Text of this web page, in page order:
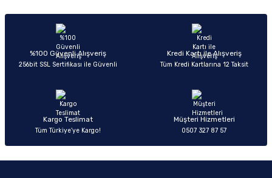
%100 Güvenli Alışveriş
256bit SSL Sertifikası ile Güvenli
Kredi Kartı ile Alışveriş
Tüm Kredi Kartlarına 12 Taksit
Kargo Teslimat
Tüm Türkiye’ye Kargo!
Müşteri Hizmetleri
0507 327 87 57